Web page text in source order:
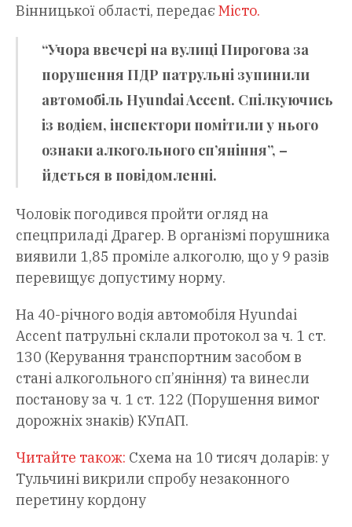
Вінницької області, передає Місто.
“Учора ввечері на вулиці Пирогова за
порушення ПДР патрульні зупинили
автомобіль Hyundai Accent. Спілкуючись
із водієм, інспектори помітили у нього
ознаки алкогольного сп’яніння”, –
йдеться в повідомленні.
Чоловік погодився пройти огляд на
спецприладі Драгер. В організмі порушника
виявили 1,85 проміле алкоголю, що у 9 разів
перевищує допустиму норму.
На 40-річного водія автомобіля Hyundai
Accent патрульні склали протокол за ч. 1 ст.
130 (Керування транспортним засобом в
стані алкогольного сп’яніння) та винесли
постанову за ч. 1 ст. 122 (Порушення вимог
дорожніх знаків) КУпАП.
Читайте також: Схема на 10 тисяч доларів: у
Тульчині викрили спробу незаконного
перетину кордону